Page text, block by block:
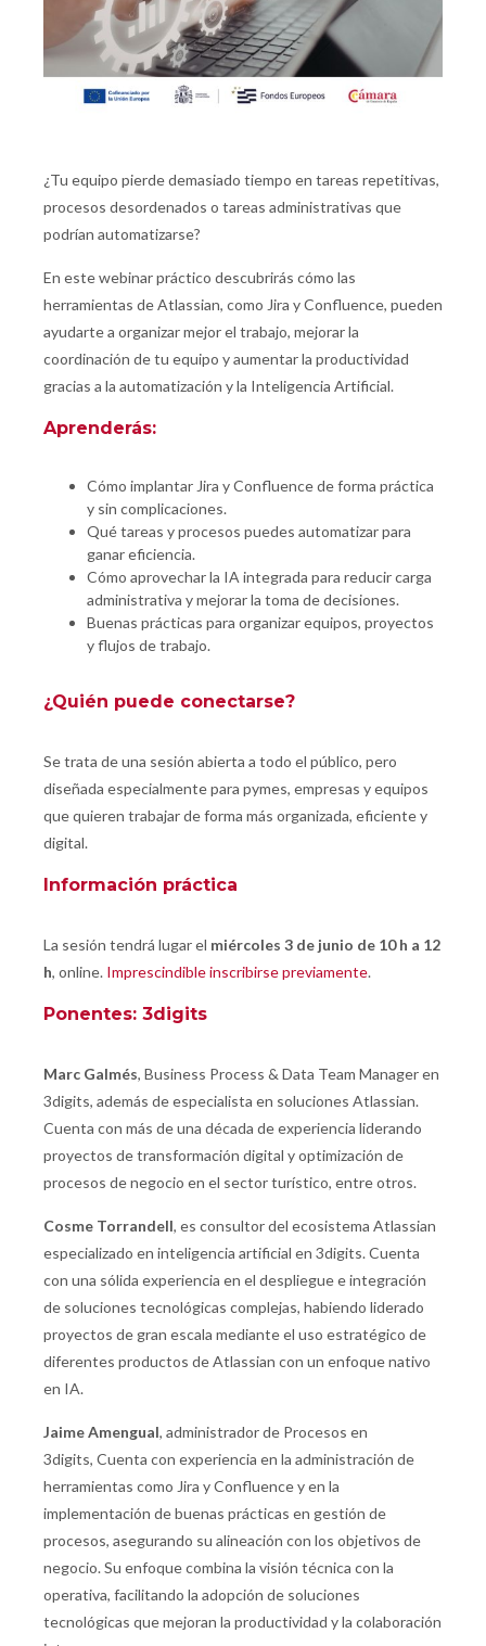
¿Tu equipo pierde demasiado tiempo en tareas repetitivas,
procesos desordenados o tareas administrativas que
podrían automatizarse?
En este webinar práctico descubrirás cómo las
herramientas de Atlassian, como Jira y Confluence, pueden
ayudarte a organizar mejor el trabajo, mejorar la
coordinación de tu equipo y aumentar la productividad
gracias a la automatización y la Inteligencia Artificial.
Aprenderás:
Cómo implantar Jira y Confluence de forma práctica
y sin complicaciones.
Qué tareas y procesos puedes automatizar para
ganar eficiencia.
Cómo aprovechar la IA integrada para reducir carga
administrativa y mejorar la toma de decisiones.
Buenas prácticas para organizar equipos, proyectos
y flujos de trabajo.
¿Quién puede conectarse?
Se trata de una sesión abierta a todo el público, pero
diseñada especialmente para pymes, empresas y equipos
que quieren trabajar de forma más organizada, eficiente y
digital.
Información práctica
La sesión tendrá lugar el miércoles 3 de junio de 10 h a 12
h, online. Imprescindible inscribirse previamente.
Ponentes: 3digits
Marc Galmés, Business Process & Data Team Manager en
3digits, además de especialista en soluciones Atlassian.
Cuenta con más de una década de experiencia liderando
proyectos de transformación digital y optimización de
procesos de negocio en el sector turístico, entre otros.
Cosme Torrandell, es consultor del ecosistema Atlassian
especializado en inteligencia artificial en 3digits. Cuenta
con una sólida experiencia en el despliegue e integración
de soluciones tecnológicas complejas, habiendo liderado
proyectos de gran escala mediante el uso estratégico de
diferentes productos de Atlassian con un enfoque nativo
en IA.
Jaime Amengual, administrador de Procesos en
3digits, Cuenta con experiencia en la administración de
herramientas como Jira y Confluence y en la
implementación de buenas prácticas en gestión de
procesos, asegurando su alineación con los objetivos de
negocio. Su enfoque combina la visión técnica con la
operativa, facilitando la adopción de soluciones
tecnológicas que mejoran la productividad y la colaboración